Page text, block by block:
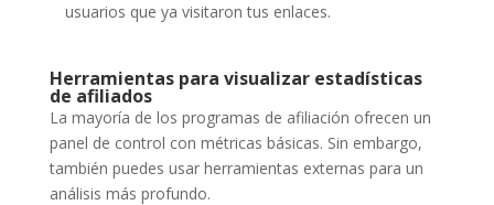
usuarios que ya visitaron tus enlaces.
Herramientas para visualizar estadísticas
de afiliados
La mayoría de los programas de afiliación ofrecen un
panel de control con métricas básicas. Sin embargo,
también puedes usar herramientas externas para un
análisis más profundo.